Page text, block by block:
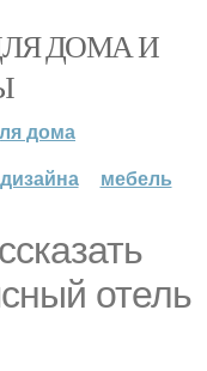
ДОМА И
дома
мебель
отель